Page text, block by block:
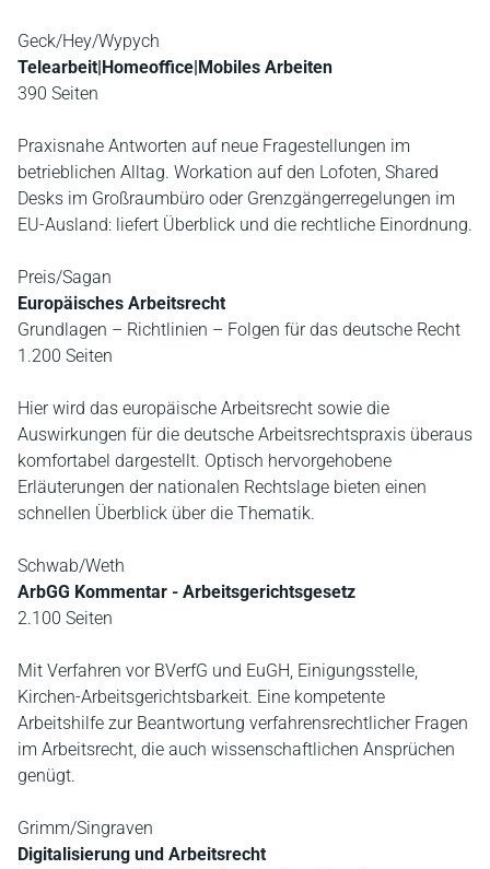
Geck/Hey/Wypych
Telearbeit|Homeoffice|Mobiles Arbeiten
390 Seiten
Praxisnahe Antworten auf neue Fragestellungen im
betrieblichen Alltag. Workation auf den Lofoten, Shared
Desks im Großraumbüro oder Grenzgängerregelungen im
EU-Ausland: liefert Überblick und die rechtliche Einordnung.
Preis/Sagan
Europäisches Arbeitsrecht
Grundlagen – Richtlinien – Folgen für das deutsche Recht
1.200 Seiten
Hier wird das europäische Arbeitsrecht sowie die
Auswirkungen für die deutsche Arbeitsrechtspraxis überaus
komfortabel dargestellt. Optisch hervorgehobene
Erläuterungen der nationalen Rechtslage bieten einen
schnellen Überblick über die Thematik.
Schwab/Weth
ArbGG Kommentar - Arbeitsgerichtsgesetz
2.100 Seiten
Mit Verfahren vor BVerfG und EuGH, Einigungsstelle,
Kirchen-Arbeitsgerichtsbarkeit. Eine kompetente
Arbeitshilfe zur Beantwortung verfahrensrechtlicher Fragen
im Arbeitsrecht, die auch wissenschaftlichen Ansprüchen
genügt.
Grimm/Singraven
Digitalisierung und Arbeitsrecht